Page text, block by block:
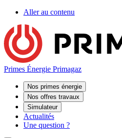
Aller au contenu
Primes Énergie Primagaz
Nos primes énergie
Nos offres travaux
Simulateur
Actualités
Une question ?